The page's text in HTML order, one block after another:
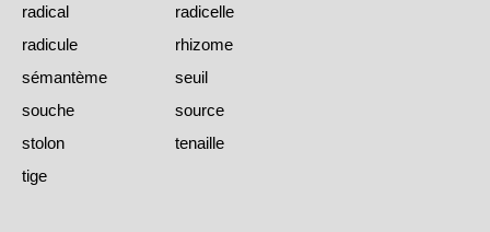
radical
radicelle
radicule
rhizome
sémantème
seuil
souche
source
stolon
tenaille
tige